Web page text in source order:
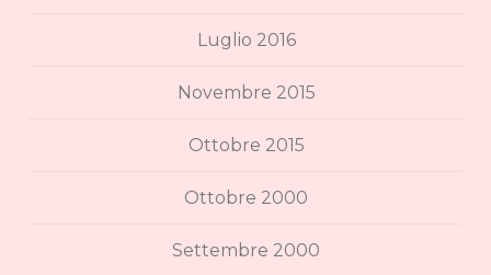
Luglio 2016
Novembre 2015
Ottobre 2015
Ottobre 2000
Settembre 2000